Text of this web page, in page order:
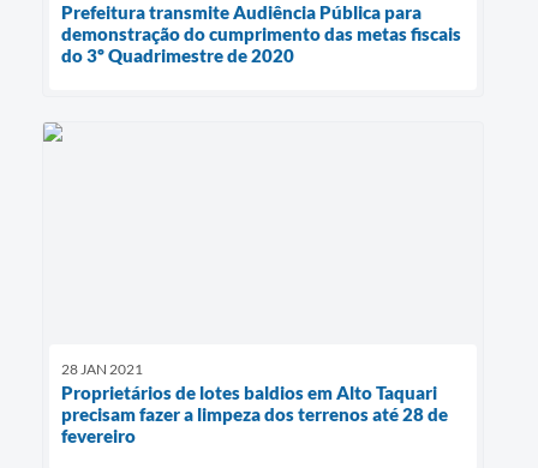
Prefeitura transmite Audiência Pública para
demonstração do cumprimento das metas fiscais
do 3º Quadrimestre de 2020
28 JAN 2021
Proprietários de lotes baldios em Alto Taquari
precisam fazer a limpeza dos terrenos até 28 de
fevereiro